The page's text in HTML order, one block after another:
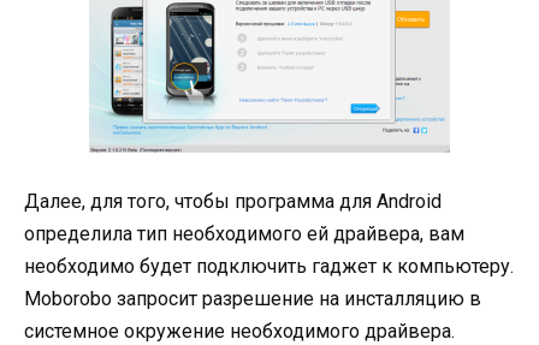
Далее, для того, чтобы программа для Android
определила тип необходимого ей драйвера, вам
необходимо будет подключить гаджет к компьютеру.
Moborobo запросит разрешение на инсталляцию в
системное окружение необходимого драйвера.